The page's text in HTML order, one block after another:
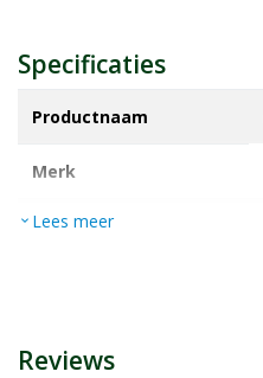
Specificaties
Productnaam
Merk
EAN
expand_more Lees meer
Reviews